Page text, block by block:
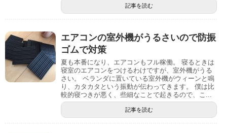
記事を読む
エアコンの室外機がうるさいので防振
ゴムで対策
夏も本番になり、エアコンもフル稼働。 寝るときは
寝室のエアコンをつけるわけですが、室外機がうる
さい。 ベランダに置いている室外機がウィーンと鳴
り、カタカタという振動が伝わってきます。 僕は比
較的寝つきが悪く、些細なことで起きるので、こ...
記事を読む